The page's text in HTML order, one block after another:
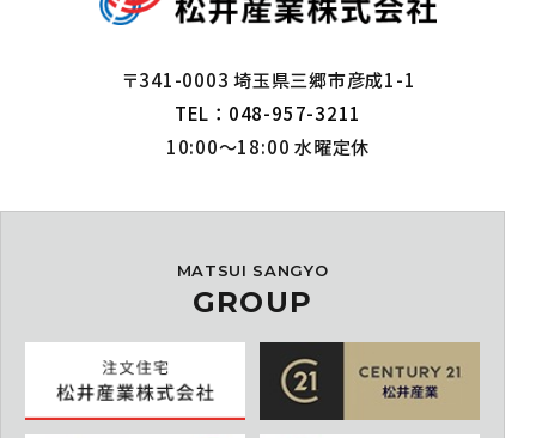
〒341-0003 埼玉県三郷市彦成1-1
TEL：048-957-3211
10:00～18:00 水曜定休
MATSUI SANGYO
GROUP